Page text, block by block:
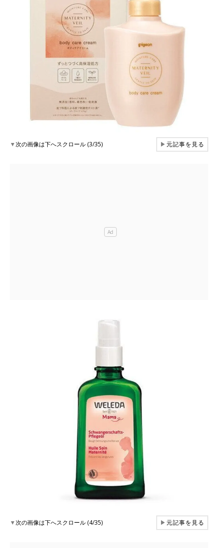
▼次の画像は下へスクロール (3/35) ▶元記事を見る
▼次の画像は下へスクロール (4/35) ▶元記事を見る